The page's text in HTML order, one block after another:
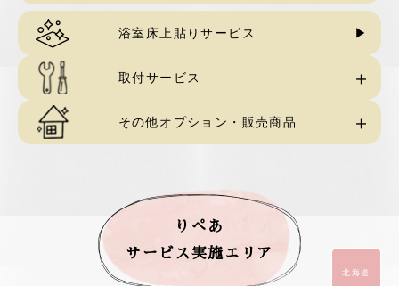
ペイント（壁紙の上塗り）
浴室床上貼りサービス
取付サービス
キッチン排水トラップ交換サービス
室内物干し取付サービス
多目的シェルフ取付サービス
その他オプション・販売商品
水まわりコーキング施工
階段滑り止め施工サービス
りぺあ
サービス実施エリア
北海道